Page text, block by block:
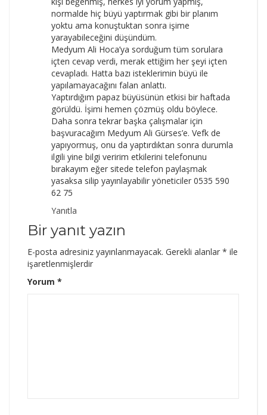
normalde hiç büyü yaptırmak gibi bir planım
yoktu ama konuştuktan sonra işime
yarayabileceğini düşündüm.
Medyum Ali Hoca’ya sorduğum tüm sorulara
içten cevap verdi, merak ettiğim her şeyi içten
cevapladı. Hatta bazı isteklerimin büyü ile
yapılamayacağını falan anlattı.
Yaptırdığım papaz büyüsünün etkisi bir haftada
görüldü. İşimi hemen çözmüş oldu böylece.
Daha sonra tekrar başka çalışmalar için
başvuracağım Medyum Ali Gürses’e. Vefk de
yapıyormuş, onu da yaptırdıktan sonra durumla
ilgili yine bilgi veririm etkilerini telefonunu
bırakayım eğer sitede telefon paylaşmak
yasaksa silip yayınlayabilir yöneticiler 0535 590
62 75
Yanıtla
Bir yanıt yazın
E-posta adresiniz yayınlanmayacak. Gerekli alanlar * ile
işaretlenmişlerdir
Yorum *